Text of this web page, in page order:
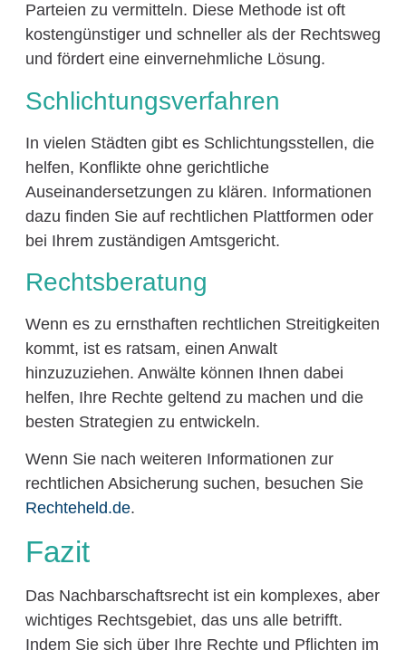
Parteien zu vermitteln. Diese Methode ist oft
kostengünstiger und schneller als der Rechtsweg
und fördert eine einvernehmliche Lösung.
Schlichtungsverfahren
In vielen Städten gibt es Schlichtungsstellen, die
helfen, Konflikte ohne gerichtliche
Auseinandersetzungen zu klären. Informationen
dazu finden Sie auf rechtlichen Plattformen oder
bei Ihrem zuständigen Amtsgericht.
Rechtsberatung
Wenn es zu ernsthaften rechtlichen Streitigkeiten
kommt, ist es ratsam, einen Anwalt
hinzuzuziehen. Anwälte können Ihnen dabei
helfen, Ihre Rechte geltend zu machen und die
besten Strategien zu entwickeln.
Wenn Sie nach weiteren Informationen zur
rechtlichen Absicherung suchen, besuchen Sie
Rechteheld.de.
Fazit
Das Nachbarschaftsrecht ist ein komplexes, aber
wichtiges Rechtsgebiet, das uns alle betrifft.
Indem Sie sich über Ihre Rechte und Pflichten im